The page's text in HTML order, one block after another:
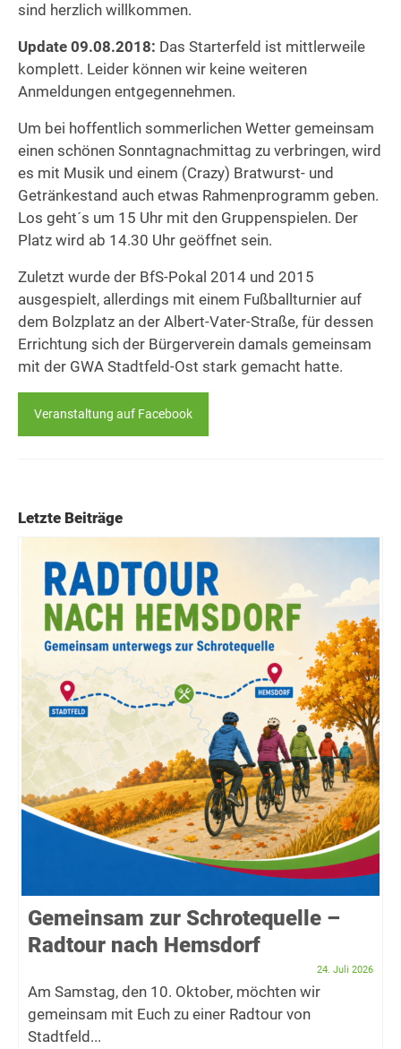
sind herzlich willkommen.
Update 09.08.2018: Das Starterfeld ist mittlerweile
komplett. Leider können wir keine weiteren
Anmeldungen entgegennehmen.
Um bei hoffentlich sommerlichen Wetter gemeinsam
einen schönen Sonntagnachmittag zu verbringen, wird
es mit Musik und einem (Crazy) Bratwurst- und
Getränkestand auch etwas Rahmenprogramm geben.
Los geht´s um 15 Uhr mit den Gruppenspielen. Der
Platz wird ab 14.30 Uhr geöffnet sein.
Zuletzt wurde der BfS-Pokal 2014 und 2015
ausgespielt, allerdings mit einem Fußballturnier auf
dem Bolzplatz an der Albert-Vater-Straße, für dessen
Errichtung sich der Bürgerverein damals gemeinsam
mit der GWA Stadtfeld-Ost stark gemacht hatte.
Veranstaltung auf Facebook
Letzte Beiträge
Gemeinsam zur Schrotequelle –
Radtour nach Hemsdorf
24. Juli 2026
Am Samstag, den 10. Oktober, möchten wir
gemeinsam mit Euch zu einer Radtour von
Stadtfeld...